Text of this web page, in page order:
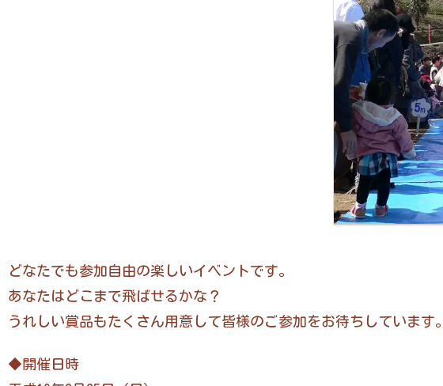
どなたでも参加自由の楽しいイベントです。
あなたはどこまで飛ばせるかな？
うれしい賞品もたくさん用意して皆様のご参加をお待ちしています。
◆開催日時